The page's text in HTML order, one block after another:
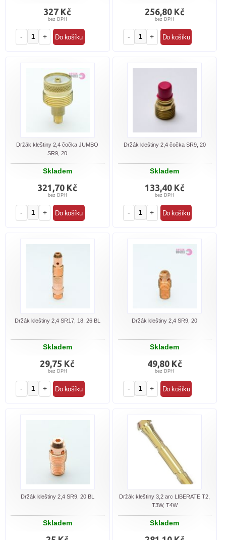
327 Kč
bez DPH
- +
256,80 Kč
bez DPH
- +
Držák kleštiny 2,4 čočka JUMBO
SR9, 20
Skladem
321,70 Kč
bez DPH
- +
Držák kleštiny 2,4 čočka SR9, 20
Skladem
133,40 Kč
bez DPH
- +
Držák kleštiny 2,4 SR17, 18, 26 BL
Skladem
29,75 Kč
bez DPH
- +
Držák kleštiny 2,4 SR9, 20
Skladem
49,80 Kč
bez DPH
- +
Držák kleštiny 2,4 SR9, 20 BL
Skladem
Držák kleštiny 3,2 arc LIBERATE T2,
T3W, T4W
Skladem